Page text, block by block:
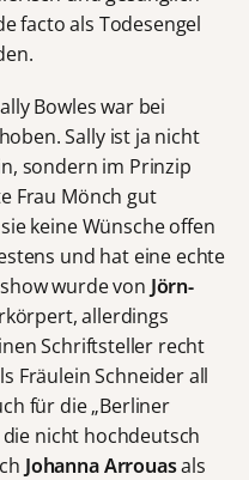
facto als Todesengel
Bowles war bei
Sally ist ja nicht
sondern im Prinzip
Frau Mönch gut
keine Wünsche offen
und hat eine echte
wurde von Jörn-
allerdings
Schriftsteller recht
Fräulein Schneider all
für die „Berliner
die nicht hochdeutsch
Johanna Arrouasals